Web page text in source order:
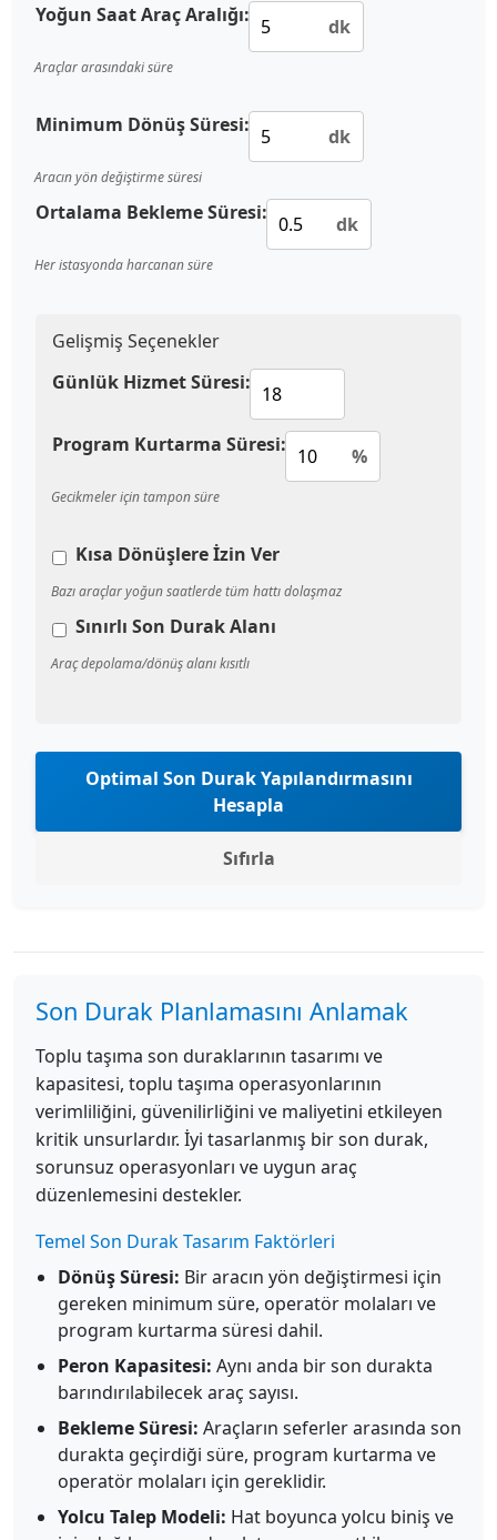
Yoğun Saat Araç Aralığı: dk
Araçlar arasındaki süre
Minimum Dönüş Süresi: dk
Aracın yön değiştirme süresi
Ortalama Bekleme Süresi: dk
Her istasyonda harcanan süre
Gelişmiş Seçenekler
Günlük Hizmet Süresi:
Program Kurtarma Süresi: %
Gecikmeler için tampon süre
Kısa Dönüşlere İzin Ver
Bazı araçlar yoğun saatlerde tüm hattı dolaşmaz
Sınırlı Son Durak Alanı
Araç depolama/dönüş alanı kısıtlı
Optimal Son Durak Yapılandırmasını
Hesapla
Sıfırla
Son Durak Planlamasını Anlamak
Toplu taşıma son duraklarının tasarımı ve
kapasitesi, toplu taşıma operasyonlarının
verimliliğini, güvenilirliğini ve maliyetini etkileyen
kritik unsurlardır. İyi tasarlanmış bir son durak,
sorunsuz operasyonları ve uygun araç
düzenlemesini destekler.
Temel Son Durak Tasarım Faktörleri
Dönüş Süresi: Bir aracın yön değiştirmesi için
gereken minimum süre, operatör molaları ve
program kurtarma süresi dahil.
Peron Kapasitesi: Aynı anda bir son durakta
barındırılabilecek araç sayısı.
Bekleme Süresi: Araçların seferler arasında son
durakta geçirdiği süre, program kurtarma ve
operatör molaları için gereklidir.
Yolcu Talep Modeli: Hat boyunca yolcu biniş ve